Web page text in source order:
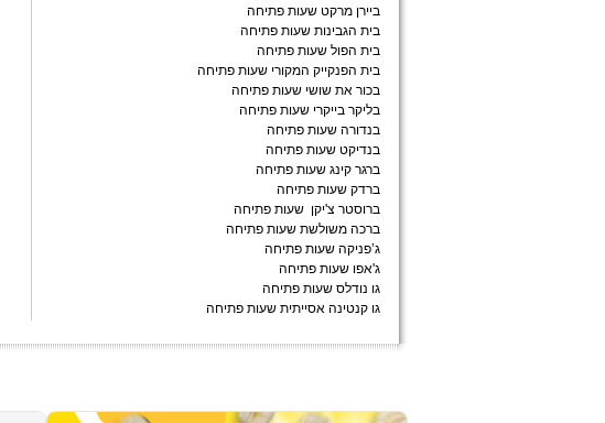
ביירן מרקט שעות פתיחה
בית הגבינות שעות פתיחה
בית הפול שעות פתיחה
בית הפנקייק המקורי שעות פתיחה
בכור את שושי שעות פתיחה
בליקר בייקרי שעות פתיחה
בנדורה שעות פתיחה
בנדיקט שעות פתיחה
ברגר קינג שעות פתיחה
ברדק שעות פתיחה
ברוסטר צ'יקן שעות פתיחה
ברכה משולשת שעות פתיחה
ג’פניקה שעות פתיחה
ג'אפו שעות פתיחה
גו נודלס שעות פתיחה
גו קנטינה אסייתית שעות פתיחה